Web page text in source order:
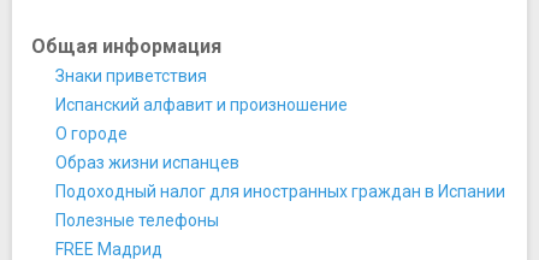
Хрустальный дворец
Центр искусств королевы Софии
Ночная жизнь, рестораны, кабаре
Винотека Моратин
Ночной клуб Театро Капитал
Фламенко Каса Патас
Шоколатерия Сан Хинес
Памятники, скульптуры, статуи
Общая информация
Знаки приветствия
Испанский алфавит и произношение
О городе
Образ жизни испанцев
Подоходный налог для иностранных граждан в Испании
Полезные телефоны
​FREE Мадрид